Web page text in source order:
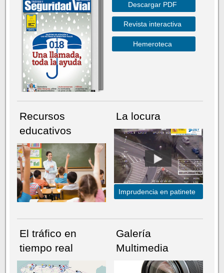
Descargar PDF
Revista interactiva
Hemeroteca
Recursos
educativos
La locura
Imprudencia en patinete
El tráfico en
tiempo real
Galería
Multimedia